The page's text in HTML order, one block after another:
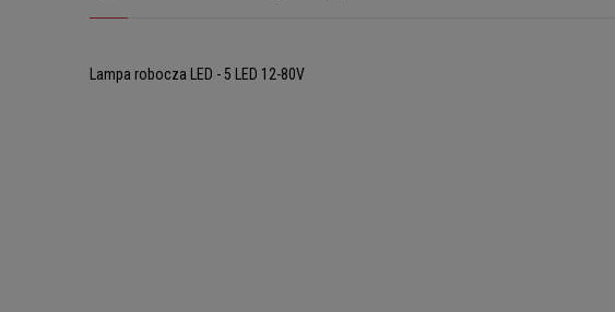
Lampa robocza LED - 5 LED 12-80V